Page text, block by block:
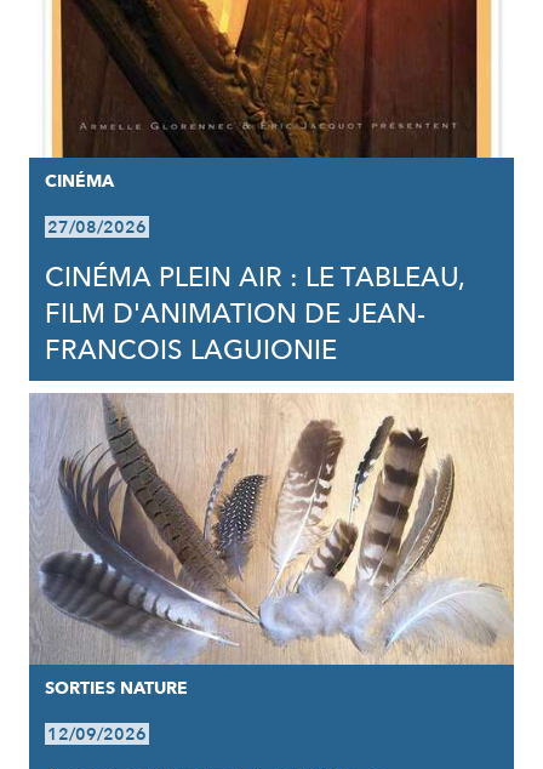
CINÉMA
27/08/2026
CINÉMA PLEIN AIR : LE TABLEAU,
FILM D'ANIMATION DE JEAN-
FRANCOIS LAGUIONIE
SORTIES NATURE
12/09/2026